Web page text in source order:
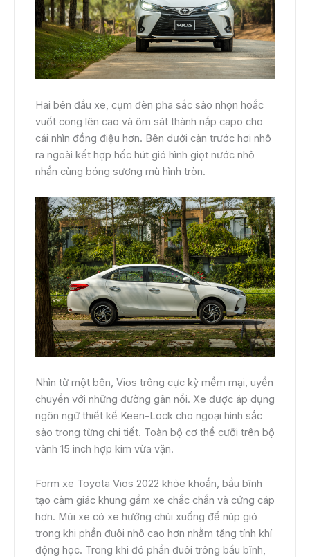
Hai bên đầu xe, cụm đèn pha sắc sảo nhọn hoắc
vuốt cong lên cao và ôm sát thành nắp capo cho
cái nhìn đồng điệu hơn. Bên dưới cản trước hơi nhô
ra ngoài kết hợp hốc hút gió hình giọt nước nhỏ
nhắn cùng bóng sương mù hình tròn.
Nhìn từ một bên, Vios trông cực kỳ mềm mại, uyển
chuyển với những đường gân nổi. Xe được áp dụng
ngôn ngữ thiết kế Keen-Lock cho ngoại hình sắc
sảo trong từng chi tiết. Toàn bộ cơ thể cưỡi trên bộ
vành 15 inch hợp kim vừa vặn.
Form xe Toyota Vios 2022 khỏe khoắn, bầu bĩnh
tạo cảm giác khung gầm xe chắc chắn và cứng cáp
hơn. Mũi xe có xe hướng chúi xuống để núp gió
trong khi phần đuôi nhô cao hơn nhằm tăng tính khí
động học. Trong khi đó phần đuôi trông bầu bĩnh,